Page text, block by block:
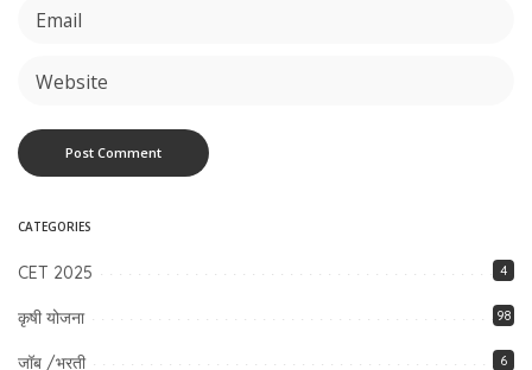
CATEGORIES
CET 2025 4
कृषी योजना 98
जॉब /भरती 6